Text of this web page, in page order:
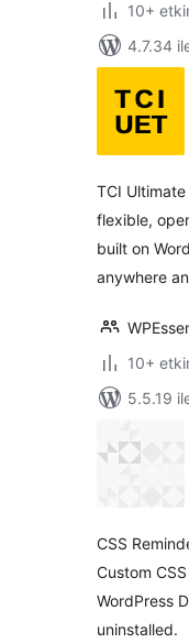
10+
4.7.34
TCI Ultimate
flexible,
built on
anywhere
10+
5.5.19
CSS
Custom
WordPress
uninstalled.